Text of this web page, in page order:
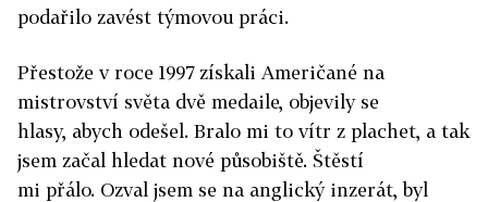
podařilo zavést týmovou práci.
Přestože v roce 1997 získali Američané na
mistrovství světa dvě medaile, objevily se
hlasy, abych odešel. Bralo mi to vítr z plachet, a tak
jsem začal hledat nové působiště. Štěstí
mi přálo. Ozval jsem se na anglický inzerát, byl